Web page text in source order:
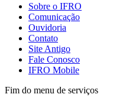
Sobre o IFRO
Comunicação
Ouvidoria
Contato
Site Antigo
Fale Conosco
IFRO Mobile
Fim do menu de serviços